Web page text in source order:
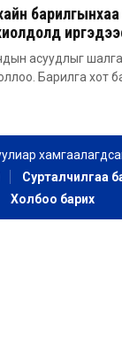
асуудлыг
Барилга хот
Сурталчилгаа
Холбоо барих